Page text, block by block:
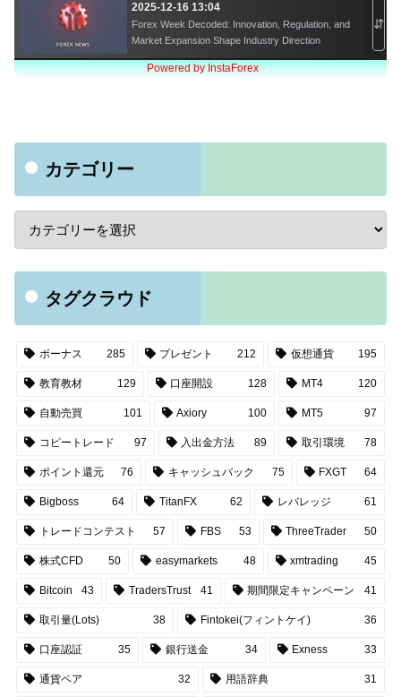
カテゴリー
タグクラウド
ボーナス 285 プレゼント 212 仮想通貨 195
教育教材 129 口座開設 128 MT4 120
自動売買 101 Axiory 100 MT5 97
コピートレード 97 入出金方法 89 取引環境 78
ポイント還元 76 キャッシュバック 75 FXGT 64
Bigboss 64 TitanFX 62 レバレッジ 61
トレードコンテスト 57 FBS 53 ThreeTrader 50
株式CFD 50 easymarkets 48 xmtrading 45
Bitcoin 43 TradersTrust 41 期間限定キャンペーン 41
取引量(Lots) 38 Fintokei(フィントケイ) 36
口座認証 35 銀行送金 34 Exness 33
通貨ペア 32 用語辞典 31